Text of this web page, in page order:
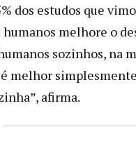
dos estudos que
humanos melhore o
sozinhos, na
melhor
afirma.